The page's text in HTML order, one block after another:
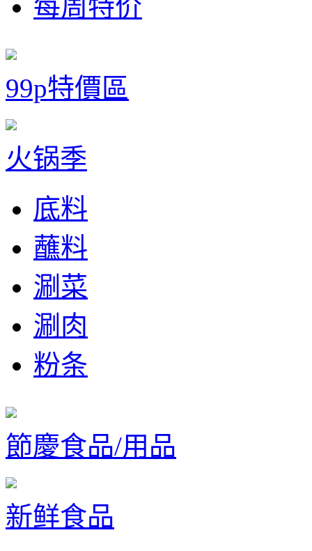
每周特价
99p特價區
火锅季
底料
蘸料
涮菜
涮肉
粉条
節慶食品/用品
新鲜食品